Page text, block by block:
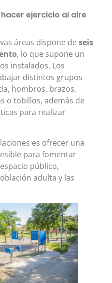
ejercicio al aire
áreas dispone de seis
, lo que supone un
instalados. Los
distintos grupos
hombros, brazos,
o tobillos, además de
para realizar
es ofrecer una
para fomentar
público,
adulta y las